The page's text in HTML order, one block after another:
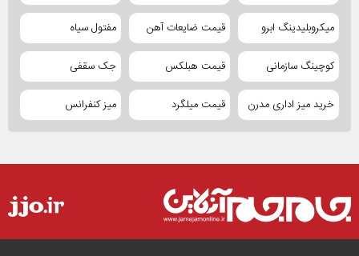
میکروبلیدینگ ابرو قیمت ضایعات آهن مفتول سیاه
کوچینگ سازمانی قیمت هبلکس جک سقفی
خرید میز اداری مدرن قیمت میلگرد میز کنفرانس